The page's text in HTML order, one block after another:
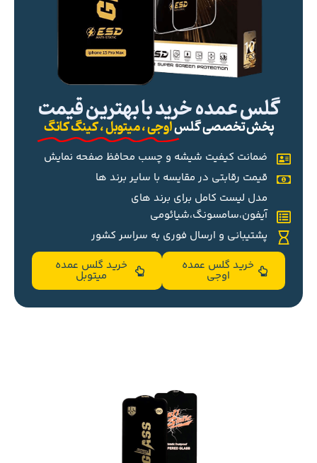
گلس عمده خرید با بهترین قیمت
پخش تخصصی گلساوجی ، میتوبل ، کینگ کانگ
ضمانت کیفیت شیشه و چسب محافظ صفحه نمایش
قیمت رقابتی در مقایسه با سایر برند ها
مدل لیست کامل برای برند های
آیفون،سامسونگ،شیائومی
پشتیبانی و ارسال فوری به سراسر کشور
خرید گلس عمده
اوجی
خرید گلس عمده
میتوبل